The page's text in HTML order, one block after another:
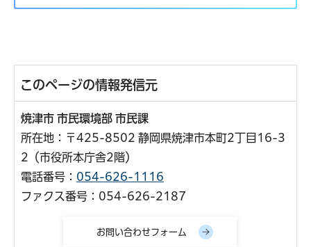
このページの情報発信元
焼津市 市民環境部 市民課
所在地：〒425-8502 静岡県焼津市本町2丁目16-3
2（市役所本庁舎2階）
電話番号： 054-626-1116
ファクス番号：054-626-2187